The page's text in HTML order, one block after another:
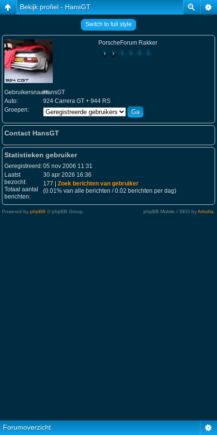
Bekijk profiel - HansGT
Switch to full style
PorscheForum Rakker
Gebruikersnaam:HansGT
Auto:
924 Carrera GT + 944 RS
Groepen:
Contact HansGT
Statistieken gebruiker
Geregistreerd:05 nov 2006 11:31
Laatst
bezocht:
30 apr 2026 16:36
Totaal aantal
berichten:
177 | Zoek berichten van gebruiker
(0.01% van alle berichten / 0.02 berichten per dag)
Powered by phpBB © phpBB Group. phpBB Mobile / SEO byArtodia
Forumoverzicht